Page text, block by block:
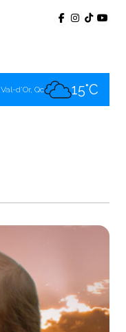
Val-d'Or, Qc 15°C